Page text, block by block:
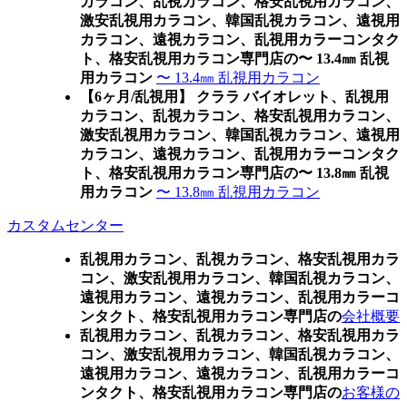
激安乱視用カラコン、韓国乱視カラコン、遠視用
カラコン、遠視カラコン、乱視用カラーコンタク
ト、格安乱視用カラコン専門店の〜 13.4㎜ 乱視
用カラコン 〜 13.4㎜ 乱視用カラコン
【6ヶ月/乱視用】 クララ バイオレット、乱視用
カラコン、乱視カラコン、格安乱視用カラコン、
激安乱視用カラコン、韓国乱視カラコン、遠視用
カラコン、遠視カラコン、乱視用カラーコンタク
ト、格安乱視用カラコン専門店の〜 13.8㎜ 乱視
用カラコン 〜 13.8㎜ 乱視用カラコン
カスタムセンター
乱視用カラコン、乱視カラコン、格安乱視用カラ
コン、激安乱視用カラコン、韓国乱視カラコン、
遠視用カラコン、遠視カラコン、乱視用カラーコ
ンタクト、格安乱視用カラコン専門店の会社概要
乱視用カラコン、乱視カラコン、格安乱視用カラ
コン、激安乱視用カラコン、韓国乱視カラコン、
遠視用カラコン、遠視カラコン、乱視用カラーコ
ンタクト、格安乱視用カラコン専門店のお客様の